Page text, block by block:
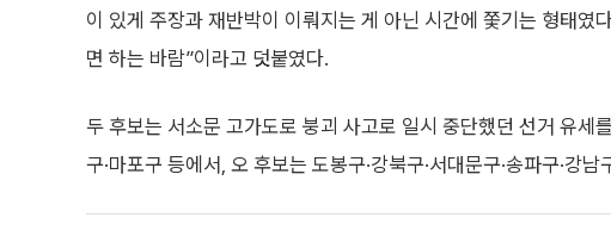
이 있게 주장과 재반박이 이뤄지는 게 아닌 시간에 쫓기는 형태였
면 하는 바람”이라고 덧붙였다.
두 후보는 서소문 고가도로 붕괴 사고로 일시 중단했던 선거 유세
구·마포구 등에서, 오 후보는 도봉구·강북구·서대문구·송파구·강